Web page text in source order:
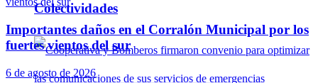
Colectividades
Importantes daños en el Corralón Municipal por los
fuertes vientos del sur
6 de agosto de 2026